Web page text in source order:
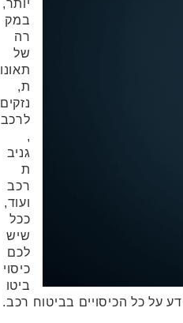
יותר,
במק
רה
של
תאונו
ת,
נזקים
לרכב
,
גניב
ת
רכב
ועוד,
ככל
שיש
לכם
כיסוי
ביטו
על כל הכיסויים בביטוח רכב.